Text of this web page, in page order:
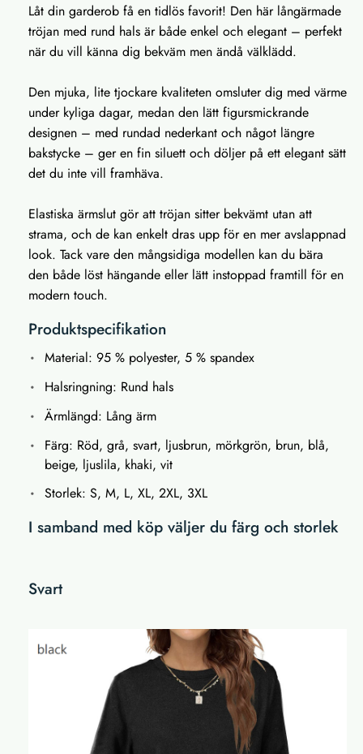
Låt din garderob få en tidlös favorit! Den här långärmade
tröjan med rund hals är både enkel och elegant – perfekt
när du vill känna dig bekväm men ändå välklädd.
Den mjuka, lite tjockare kvaliteten omsluter dig med värme
under kyliga dagar, medan den lätt figursmickrande
designen – med rundad nederkant och något längre
bakstycke – ger en fin siluett och döljer på ett elegant sätt
det du inte vill framhäva.
Elastiska ärmslut gör att tröjan sitter bekvämt utan att
strama, och de kan enkelt dras upp för en mer avslappnad
look. Tack vare den mångsidiga modellen kan du bära
den både löst hängande eller lätt instoppad framtill för en
modern touch.
Produktspecifikation
Material: 95 % polyester, 5 % spandex
Halsringning: Rund hals
Ärmlängd: Lång ärm
Färg: Röd, grå, svart, ljusbrun, mörkgrön, brun, blå,
beige, ljuslila, khaki, vit
Storlek: S, M, L, XL, 2XL, 3XL
I samband med köp väljer du färg och storlek
Svart